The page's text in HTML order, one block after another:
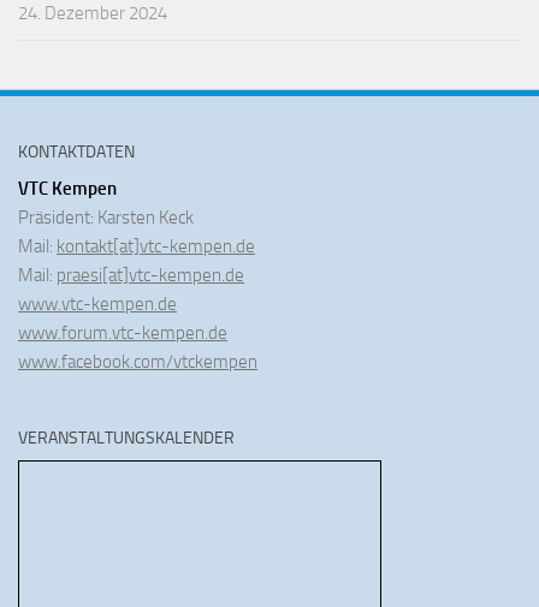
24. Dezember 2024
KONTAKTDATEN
VTC Kempen
Präsident: Karsten Keck
Mail: kontakt[at]vtc-kempen.de
Mail: praesi[at]vtc-kempen.de
www.vtc-kempen.de
www.forum.vtc-kempen.de
www.facebook.com/vtckempen
VERANSTALTUNGSKALENDER